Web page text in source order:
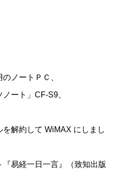
ノートＰＣ、
ート」CF-S9、
解約して WiMAX にしまし
『易経一日一言』（致知出版